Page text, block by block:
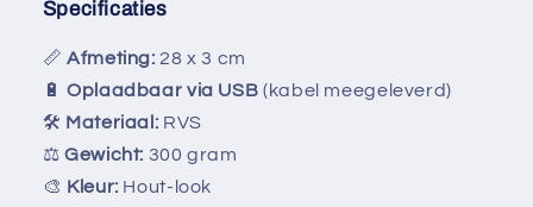
Specificaties
📏Afmeting: 28 x 3 cm
🔋Oplaadbaar via USB (kabel meegeleverd)
🛠 Materiaal: RVS
⚖Gewicht: 300 gram
🎨 Kleur: Hout-look